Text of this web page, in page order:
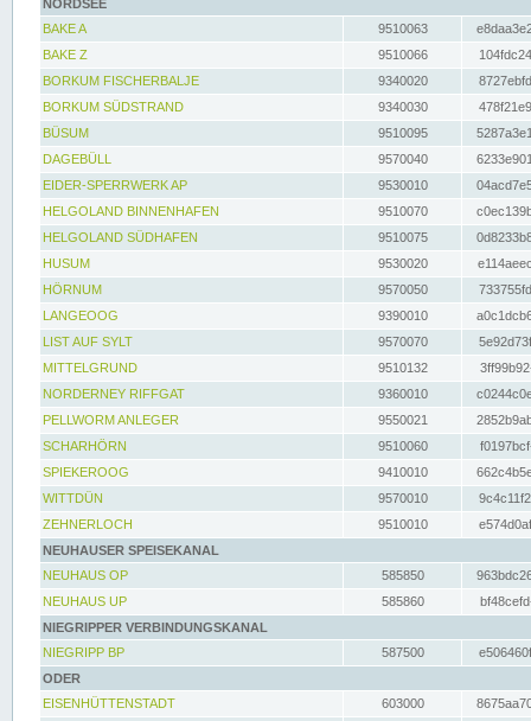
NORDSEE
BAKE A
9510063
BAKE Z
9510066
BORKUM FISCHERBALJE
9340020
BORKUM SÜDSTRAND
9340030
BÜSUM
9510095
DAGEBÜLL
9570040
EIDER-SPERRWERK AP
9530010
HELGOLAND BINNENHAFEN
9510070
HELGOLAND SÜDHAFEN
9510075
HUSUM
9530020
HÖRNUM
9570050
LANGEOOG
9390010
LIST AUF SYLT
9570070
MITTELGRUND
9510132
NORDERNEY RIFFGAT
9360010
PELLWORM ANLEGER
9550021
SCHARHÖRN
9510060
SPIEKEROOG
9410010
WITTDÜN
9570010
ZEHNERLOCH
9510010
NEUHAUSER SPEISEKANAL
NEUHAUS OP
585850
NEUHAUS UP
585860
NIEGRIPPER VERBINDUNGSKANAL
NIEGRIPP BP
587500
ODER
EISENHÜTTENSTADT
603000